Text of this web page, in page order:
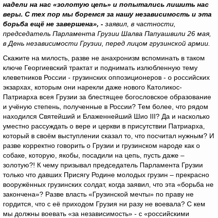
надели на нас «золотую цепь» и попытались лишить нас
веры. С тех пор мы боремся за нашу независимость и эта
борьба ещё не завершена», - заявил, в частности,
председатель Парламента Грузии Шалва Папуашвили 26 мая,
в День независимости Грузии, перед лицом грузинской армии.
Скажите на милость, разве не анахронизм вспоминать в таком
ключе Георгиевский трактат и поднимать излюбленную тему
клеветников России - грузинских оппозиционеров - о российских
экзархах, которым они нарекли даже нового Католикос-
Патриарха всея Грузии за блестящее богословское образование
и учёную степень, полученные в России? Тем более, что рядом
находился Святейший и Блаженнейший Шио III? Да и насколько
уместно рассуждать о вере и церкви в присутствии Патриарха,
который в своём выступлении сказал то, что посчитал нужным? И
разве корректно говорить о Грузии и грузинском народе как о
собаке, которую, якобы, посадили на цепь, пусть даже –
золотую?! К чему призывал председатель Парламента Грузии
только что давших Присягу Родине молодых грузин – прекрасно
вооружённых грузинских солдат, когда заявил, что эта «борьба не
закончена»? Разве власть «Грузинской мечты» по праву не
гордится, что с её приходом Грузия ни разу не воевала? С кем
мы должны воевать «за независимость» - с «российскими